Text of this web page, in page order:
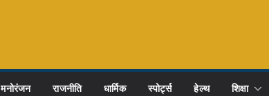
मनोरंजन राजनीति धार्मिक स्पोर्ट्स हेल्थ शिक्षा